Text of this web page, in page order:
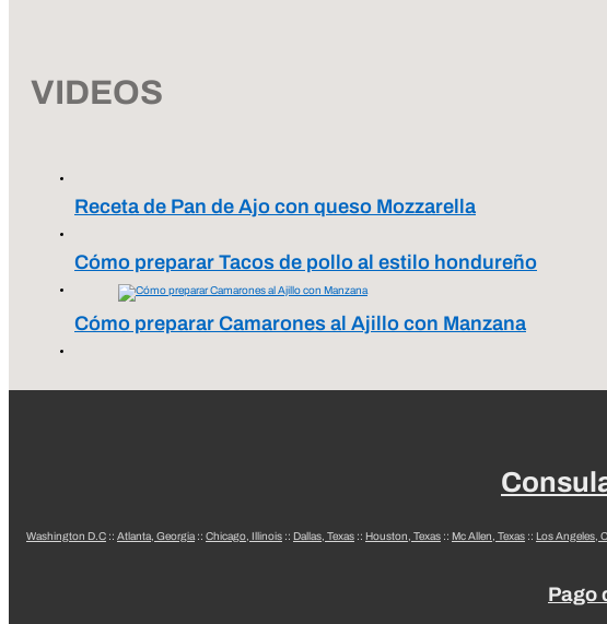
VIDEOS
Receta de Pan de Ajo con queso Mozzarella
Cómo preparar Tacos de pollo al estilo hondureño
Cómo preparar Camarones al Ajillo con Manzana
Washington D.C :: Atlanta, Georgia:: Chicago, Illinois :: Dallas, Texas :: Houston, Texas :: Mc Allen, Texas :: Los Angeles,
Pago